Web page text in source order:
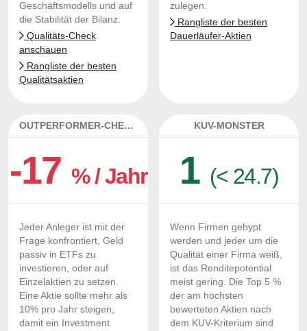
Geschäftsmodells und auf
die Stabilität der Bilanz.
Qualitäts-Check
anschauen
Rangliste der besten
Qualitätsaktien
zulegen.
Rangliste der besten
Dauerläufer-Aktien
OUTPERFORMER-CHECK
-17% / Jahr
Jeder Anleger ist mit der
Frage konfrontiert, Geld
passiv in ETFs zu
investieren, oder auf
Einzelaktien zu setzen.
Eine Aktie sollte mehr als
10% pro Jahr steigen,
damit ein Investment
KUV-MONSTER
1 (< 24.7)
Wenn Firmen gehypt
werden und jeder um die
Qualität einer Firma weiß,
ist das Renditepotential
meist gering. Die Top 5 %
der am höchsten
bewerteten Aktien nach
dem KUV-Kriterium sind